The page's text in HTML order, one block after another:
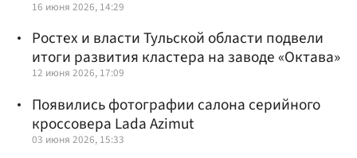
16 июня 2026, 14:29
Ростех и власти Тульской области подвели
итоги развития кластера на заводе «Октава»
12 июня 2026, 17:09
Появились фотографии салона серийного
кроссовера Lada Azimut
03 июня 2026, 15:33